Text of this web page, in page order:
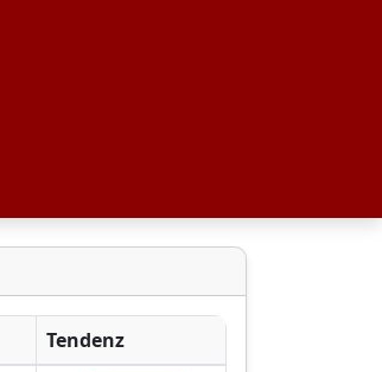
Tendenz